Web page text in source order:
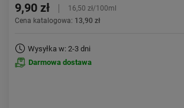
9,90 zł
16,50 zł/100ml
Cena katalogowa: 13,90 zł
Wysyłka w: 2-3 dni
Darmowa dostawa